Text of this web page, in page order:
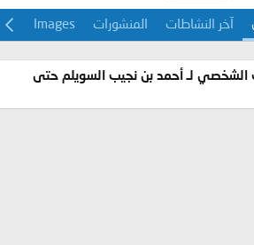
آخر النشاطات المنشورات Images
الشخصي لـ أحمد بن نجيب السويلم حتى